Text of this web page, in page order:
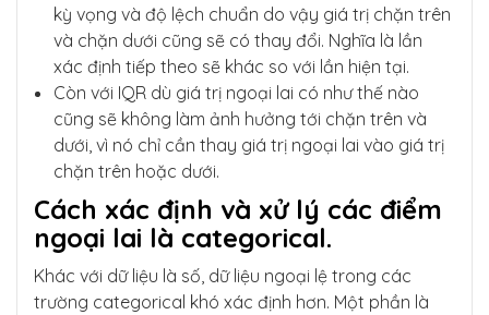
kỳ vọng và độ lệch chuẩn do vậy giá trị chặn trên
và chặn dưới cũng sẽ có thay đổi. Nghĩa là lần
xác định tiếp theo sẽ khác so với lần hiện tại.
Còn với IQR dù giá trị ngoại lai có như thế nào
cũng sẽ không làm ảnh hưởng tới chặn trên và
dưới, vì nó chỉ cần thay giá trị ngoại lai vào giá trị
chặn trên hoặc dưới.
Cách xác định và xử lý các điểm
ngoại lai là categorical.
Khác với dữ liệu là số, dữ liệu ngoại lệ trong các
trường categorical khó xác định hơn. Một phần là